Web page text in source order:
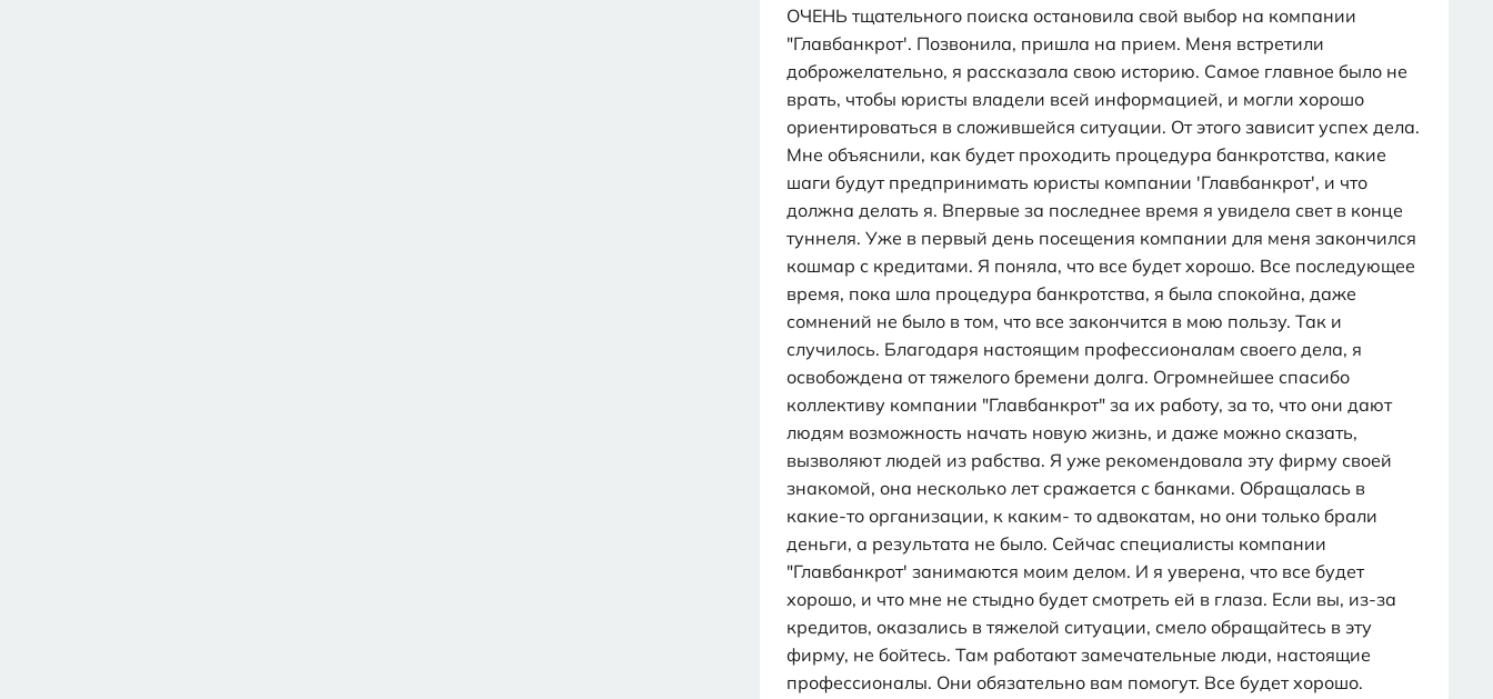
ОЧЕНЬ тщательного поиска остановила свой выбор на компании
"Главбанкрот'. Позвонила, пришла на прием. Меня встретили
доброжелательно, я рассказала свою историю. Самое главное было не
врать, чтобы юристы владели всей информацией, и могли хорошо
ориентироваться в сложившейся ситуации. От этого зависит успех дела.
Мне объяснили, как будет проходить процедура банкротства, какие
шаги будут предпринимать юристы компании 'Главбанкрот', и что
должна делать я. Впервые за последнее время я увидела свет в конце
туннеля. Уже в первый день посещения компании для меня закончился
кошмар с кредитами. Я поняла, что все будет хорошо. Все последующее
время, пока шла процедура банкротства, я была спокойна, даже
сомнений не было в том, что все закончится в мою пользу. Так и
случилось. Благодаря настоящим профессионалам своего дела, я
освобождена от тяжелого бремени долга. Огромнейшее спасибо
коллективу компании "Главбанкрот" за их работу, за то, что они дают
людям возможность начать новую жизнь, и даже можно сказать,
вызволяют людей из рабства. Я уже рекомендовала эту фирму своей
знакомой, она несколько лет сражается с банками. Обращалась в
какие-то организации, к каким- то адвокатам, но они только брали
деньги, а результата не было. Сейчас специалисты компании
"Главбанкрот' занимаются моим делом. И я уверена, что все будет
хорошо, и что мне не стыдно будет смотреть ей в глаза. Если вы, из-за
кредитов, оказались в тяжелой ситуации, смело обращайтесь в эту
фирму, не бойтесь. Там работают замечательные люди, настоящие
профессионалы. Они обязательно вам помогут. Все будет хорошо.